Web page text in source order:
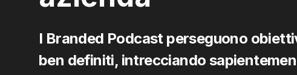
I Branded Podcast perseguono
ben definiti, intrecciando